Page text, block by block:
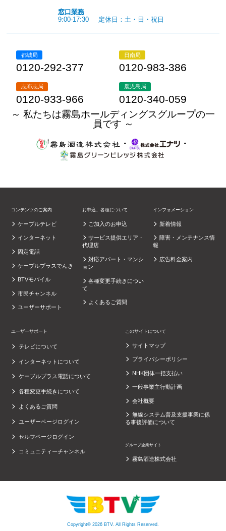
窓口業務
9:00-17:30
定休日：土・日・祝日
都城局
0120-292-377
日南局
0120-983-386
志布志局
0120-933-966
鹿児島局
0120-340-059
～ 私たちは霧島ホールディングスグループの一
員です ～
・
・
コンテンツのご案内
ケーブルテレビ
インターネット
固定電話
ケーブルプラスでんき
BTVモバイル
市民チャンネル
ユーザーサポート
お申込、各種について
ご加入のお申込
サービス提供エリア・
代理店
対応アパート・マンシ
ョン
各種変更手続きについ
て
よくあるご質問
インフォメーション
新着情報
障害・メンテナンス情
報
広告料金案内
ユーザーサポート
テレビについて
インターネットについて
ケーブルプラス電話について
各種変更手続きについて
よくあるご質問
ユーザーページログイン
セルフページログイン
コミュニティーチャンネル
このサイトについて
サイトマップ
プライバシーポリシー
NHK団体一括支払い
一般事業主行動計画
会社概要
無線システム普及支援事業に係
る事後評価について
グループ企業サイト
霧島酒造株式会社
Copyright© 2026 BTV. All Rights Reserved.